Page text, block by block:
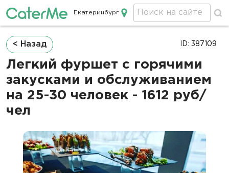
Кейтеринг в Екатеринбурге
Екатеринбург
Строка
навигации
< Назад
Легкий фуршет с горячими
закусками и обслуживанием
на 25-30 человек - 1612 руб/
чел
ID: 387109